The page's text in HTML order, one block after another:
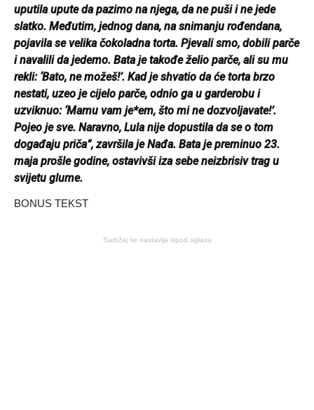
uputila upute da pazimo na njega, da ne puši i ne jede
slatko. Međutim, jednog dana, na snimanju rođendana,
pojavila se velika čokoladna torta. Pjevali smo, dobili parče
i navalili da jedemo. Bata je takođe želio parče, ali su mu
rekli: ‘Bato, ne možeš!’. Kad je shvatio da će torta brzo
nestati, uzeo je cijelo parče, odnio ga u garderobu i
uzviknuo: ‘Mamu vam je*em, što mi ne dozvoljavate!’.
Pojeo je sve. Naravno, Lula nije dopustila da se o tom
događaju priča”, završila je Nađa. Bata je preminuo 23.
maja prošle godine, ostavivši iza sebe neizbrisiv trag u
svijetu glume.
BONUS TEKST
Sadržaj se nastavlja ispod oglasa